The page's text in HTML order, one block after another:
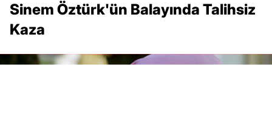
Sinem Öztürk'ün Balayında Talihsiz
Kaza